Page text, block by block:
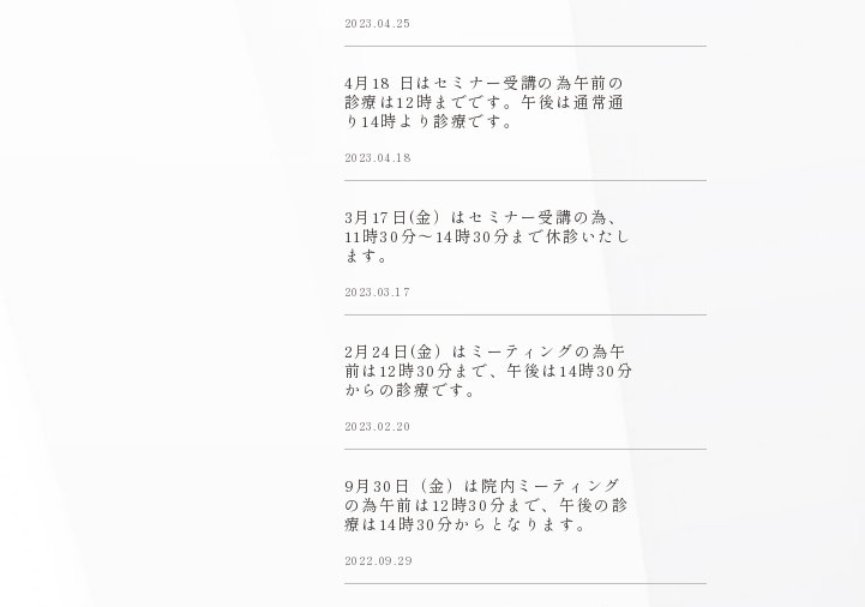
2023.04.25
4月18 日はセミナー受講の為午前の
診療は12時までです。午後は通常通
り14時より診療です。
2023.04.18
3月17日(金）はセミナー受講の為、
11時30分〜14時30分まで休診いたし
ます。
2023.03.17
2月24日(金）はミーティングの為午
前は12時30分まで、午後は14時30分
からの診療です。
2023.02.20
9月30日（金）は院内ミーティング
の為午前は12時30分まで、午後の診
療は14時30分からとなります。
2022.09.29